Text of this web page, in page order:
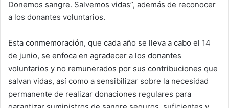
Donemos sangre. Salvemos vidas”, además de reconocer
a los donantes voluntarios.
Esta conmemoración, que cada año se lleva a cabo el 14
de junio, se enfoca en agradecer a los donantes
voluntarios y no remunerados por sus contribuciones que
salvan vidas, así como a sensibilizar sobre la necesidad
permanente de realizar donaciones regulares para